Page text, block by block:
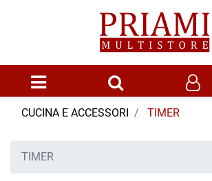
Open menu
CUCINA E ACCESSORI TIMER
TIMER